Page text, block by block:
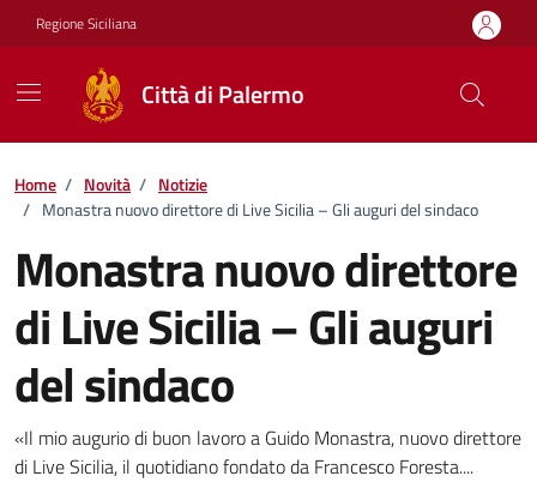
Vai ai contenuti
Vai al footer
Regione Siciliana
Città di Palermo
Home / Novità / Notizie
/ Monastra nuovo direttore di Live Sicilia – Gli auguri del sindaco
Monastra nuovo direttore
di Live Sicilia – Gli auguri
del sindaco
Dettagli della notizia
«Il mio augurio di buon lavoro a Guido Monastra, nuovo direttore
di Live Sicilia, il quotidiano fondato da Francesco Foresta....